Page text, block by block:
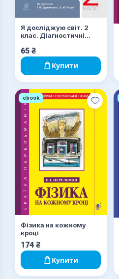
Я досліджую світ. 2
клас. Діагностичні
65 ₴
Купити
ebook
Фізика на кожному
кроці
174 ₴
Купити